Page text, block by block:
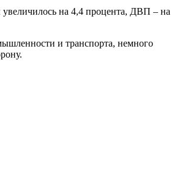
увеличилось на 4,4 процента, ДВП – на
и транспорта, немного